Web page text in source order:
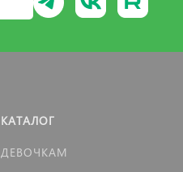
КАТАЛОГ
ДЕВОЧКАМ